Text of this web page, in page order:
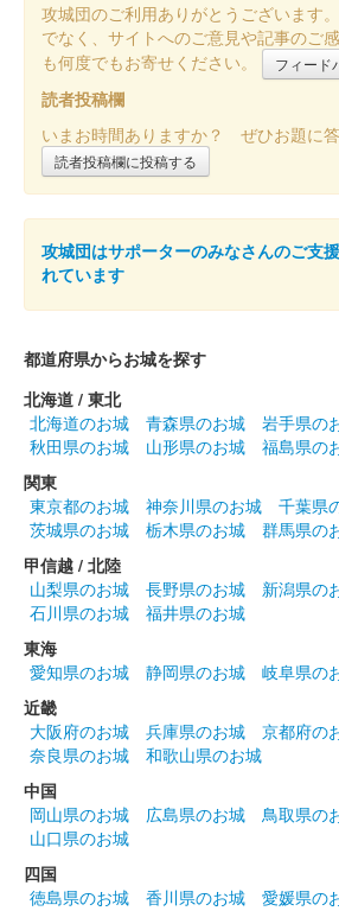
箕輪城 登城記念証 井伊直
販売終了
箕輪城 登城記念証 お城
販売終了
箕輪城 登城記念証
群馬戦国御城印サミットで先行販売され
されているときだけ販売可能。
箕輪城 登城記念証
群馬戦国御城印サミットで先行販売され
されているときだけ販売可能。
箕輪城 登城記念証
群馬戦国御城印サミットで先行販売され
されているときだけ販売可能。
箕輪城 登城記念証
群馬戦国御城印サミットで先行販売され
されているときだけ販売可能。
攻城団のご利用ありがとうございます
でなく、サイトへのご意見や記事のご
も何度でもお寄せください。
フィード
読者投稿欄
いまお時間ありますか？ ぜひお題に答
読者投稿欄に投稿する
攻城団はサポーターのみなさんのご支
れています
都道府県からお城を探す
北海道 / 東北
北海道のお城
青森県のお城 岩手県の
秋田県のお城
山形県のお城
福島県の
関東
東京都のお城
神奈川県のお城 千葉県
茨城県のお城
栃木県のお城
群馬県の
甲信越 / 北陸
山梨県のお城
長野県のお城 新潟県の
石川県のお城
福井県のお城
東海
愛知県のお城
静岡県のお城 岐阜県の
近畿
大阪府のお城
兵庫県のお城 京都府の
奈良県のお城
和歌山県のお城
中国
岡山県のお城
広島県のお城 鳥取県の
山口県のお城
四国
徳島県のお城
香川県のお城 愛媛県の